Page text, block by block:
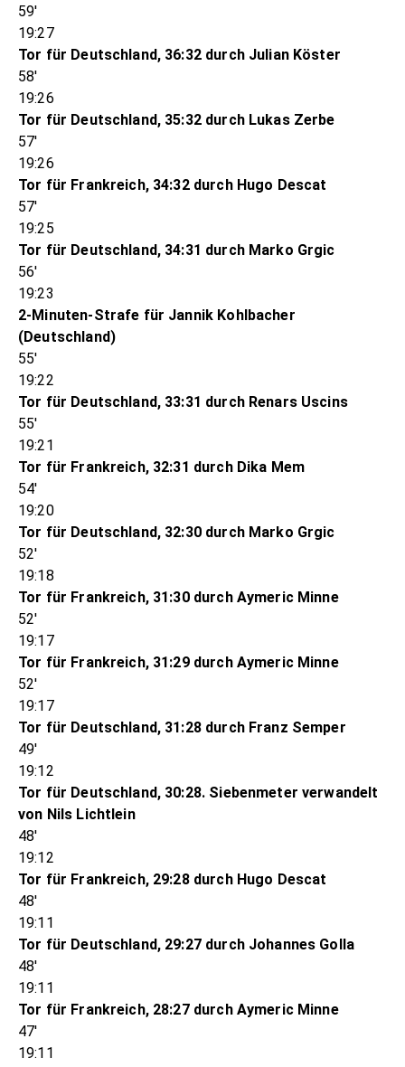
59'
19:27
Tor für Deutschland, 36:32 durch Julian Köster
58'
19:26
Tor für Deutschland, 35:32 durch Lukas Zerbe
57'
19:26
Tor für Frankreich, 34:32 durch Hugo Descat
57'
19:25
Tor für Deutschland, 34:31 durch Marko Grgic
56'
19:23
2-Minuten-Strafe für Jannik Kohlbacher
(Deutschland)
55'
19:22
Tor für Deutschland, 33:31 durch Renars Uscins
55'
19:21
Tor für Frankreich, 32:31 durch Dika Mem
54'
19:20
Tor für Deutschland, 32:30 durch Marko Grgic
52'
19:18
Tor für Frankreich, 31:30 durch Aymeric Minne
52'
19:17
Tor für Frankreich, 31:29 durch Aymeric Minne
52'
19:17
Tor für Deutschland, 31:28 durch Franz Semper
49'
19:12
Tor für Deutschland, 30:28. Siebenmeter verwandelt
von Nils Lichtlein
48'
19:12
Tor für Frankreich, 29:28 durch Hugo Descat
48'
19:11
Tor für Deutschland, 29:27 durch Johannes Golla
48'
19:11
Tor für Frankreich, 28:27 durch Aymeric Minne
47'
19:11